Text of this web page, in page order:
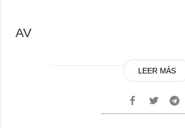
AV
LEER MÁS